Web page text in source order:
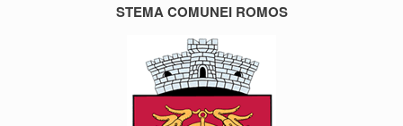
STEMA COMUNEI ROMOS